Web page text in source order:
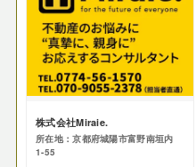
株式会社Miraie.
所在地：京都府城陽市富野南垣内
1-55